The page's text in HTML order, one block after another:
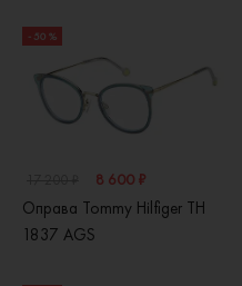
- 50 %
8 600 ₽
Оправа Tommy Hilfiger TH
1837 AGS